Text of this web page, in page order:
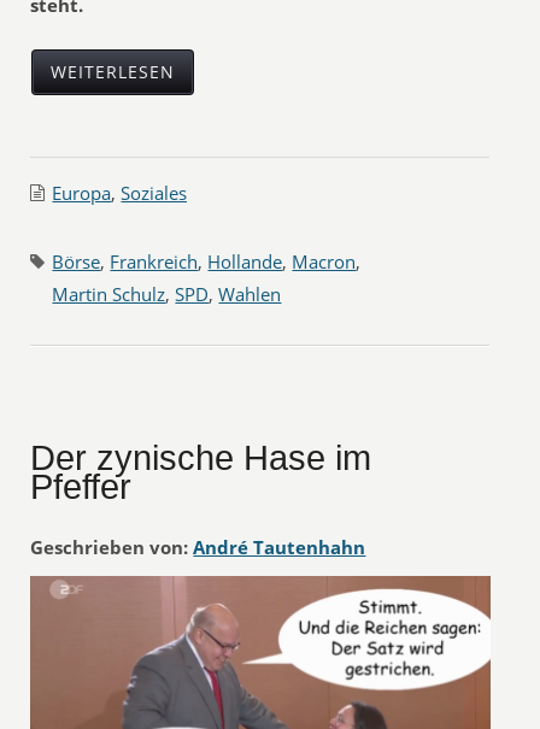
steht.
WEITERLESEN
Europa,Soziales
Börse, Frankreich, Hollande, Macron,
Martin Schulz,SPD,Wahlen
Der zynische Hase im
Pfeffer
Geschrieben von: André Tautenhahn